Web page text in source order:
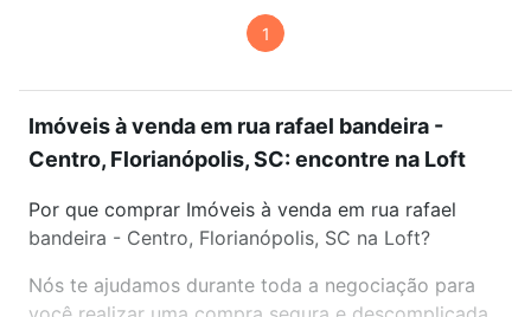
1
Imóveis à venda em rua rafael bandeira -
Centro, Florianópolis, SC: encontre na Loft
Por que comprar Imóveis à venda em rua rafael
bandeira - Centro, Florianópolis, SC na Loft?
Nós te ajudamos durante toda a negociação para